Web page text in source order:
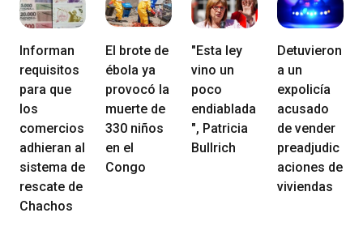
Informan
requisitos
para que
los
comercios
adhieran al
sistema de
rescate de
Chachos
El brote de
ébola ya
provocó la
muerte de
330 niños
en el
Congo
"Esta ley
vino un
poco
endiablada
", Patricia
Bullrich
Detuvieron
a un
expolicía
acusado
de vender
preadjudic
aciones de
viviendas